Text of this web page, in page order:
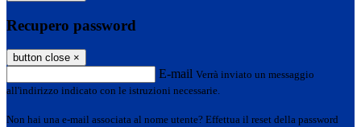
Recupero password
button close ×
E-mail Verrà inviato un messaggio
all'indirizzo indicato con le istruzioni necessarie.
Non hai una e-mail associata al nome utente? Effettua il reset della password